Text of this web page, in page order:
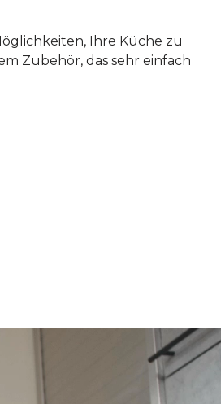
Ihre Küche zu
Zubehör, das sehr einfach